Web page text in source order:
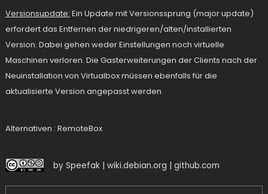
Versionsupdate: Ein Update mit Versionssprung (major update)
erfordert das Entfernen der niedrigeren/alten/installierten
Version. Dabei gehen weder Einstellungen noch virtuelle
Maschinen verloren. Die Gasterweiterungen der Clients nach der
Neuinstallation von Virtualbox müssen ebenfalls für die
aktualisierte Version angepasst werden.
Alternativen : RemoteBox
by Speefak | wiki.debian.org | github.com